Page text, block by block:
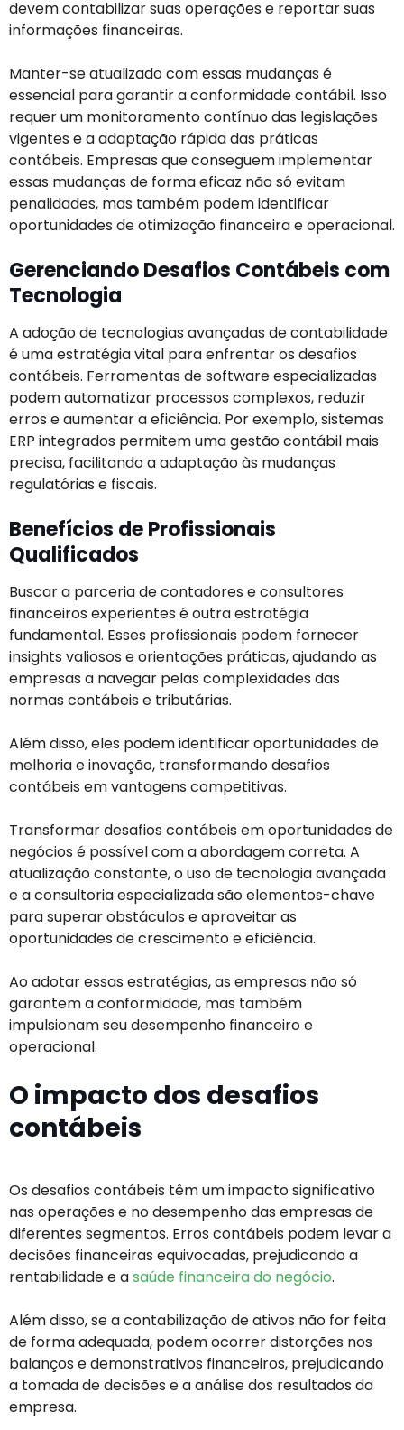
devem contabilizar suas operações e reportar suas
informações financeiras.
Manter-se atualizado com essas mudanças é
essencial para garantir a conformidade contábil. Isso
requer um monitoramento contínuo das legislações
vigentes e a adaptação rápida das práticas
contábeis. Empresas que conseguem implementar
essas mudanças de forma eficaz não só evitam
penalidades, mas também podem identificar
oportunidades de otimização financeira e operacional.
Gerenciando Desafios Contábeis com
Tecnologia
A adoção de tecnologias avançadas de contabilidade
é uma estratégia vital para enfrentar os desafios
contábeis. Ferramentas de software especializadas
podem automatizar processos complexos, reduzir
erros e aumentar a eficiência. Por exemplo, sistemas
ERP integrados permitem uma gestão contábil mais
precisa, facilitando a adaptação às mudanças
regulatórias e fiscais.
Benefícios de Profissionais
Qualificados
Buscar a parceria de contadores e consultores
financeiros experientes é outra estratégia
fundamental. Esses profissionais podem fornecer
insights valiosos e orientações práticas, ajudando as
empresas a navegar pelas complexidades das
normas contábeis e tributárias.
Além disso, eles podem identificar oportunidades de
melhoria e inovação, transformando desafios
contábeis em vantagens competitivas.
Transformar desafios contábeis em oportunidades de
negócios é possível com a abordagem correta. A
atualização constante, o uso de tecnologia avançada
e a consultoria especializada são elementos-chave
para superar obstáculos e aproveitar as
oportunidades de crescimento e eficiência.
Ao adotar essas estratégias, as empresas não só
garantem a conformidade, mas também
impulsionam seu desempenho financeiro e
operacional.
O impacto dos desafios
contábeis
Os desafios contábeis têm um impacto significativo
nas operações e no desempenho das empresas de
diferentes segmentos. Erros contábeis podem levar a
decisões financeiras equivocadas, prejudicando a
rentabilidade e asaúde financeira do negócio.
Além disso, se a contabilização de ativos não for feita
de forma adequada, podem ocorrer distorções nos
balanços e demonstrativos financeiros, prejudicando
a tomada de decisões e a análise dos resultados da
empresa.